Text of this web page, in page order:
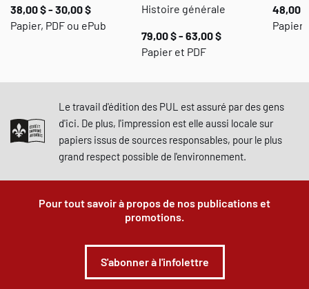
38,00 $ - 30,00 $
Papier, PDF ou ePub
Histoire générale
79,00 $ - 63,00 $
Papier et PDF
48,00
Papier,
Le travail d'édition des PUL est assuré par des gens
d'ici. De plus, l'impression est elle aussi locale sur
papiers issus de sources responsables, pour le plus
grand respect possible de l'environnement.
Pour tout savoir à propos de nos publications et
promotions.
S'abonner à l'infolettre